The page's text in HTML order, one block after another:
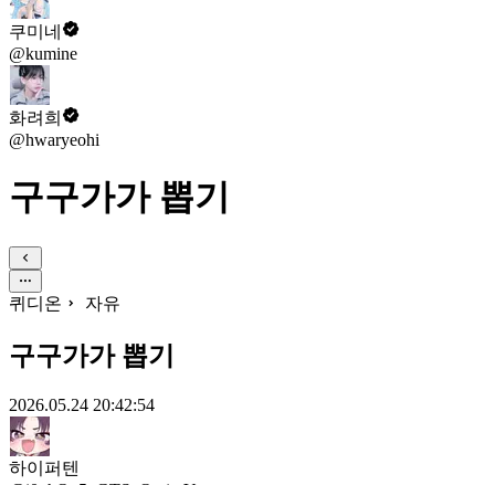
쿠미네
@kumine
화려희
@hwaryeohi
구구가가 뽑기
퀴디온 자유
구구가가 뽑기
2026.05.24 20:42:54
하이퍼텐